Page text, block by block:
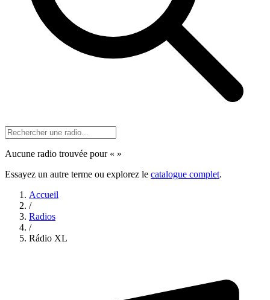
Aucune radio trouvée pour « »
Essayez un autre terme ou explorez le catalogue complet.
Accueil
/
Radios
/
Rádio XL